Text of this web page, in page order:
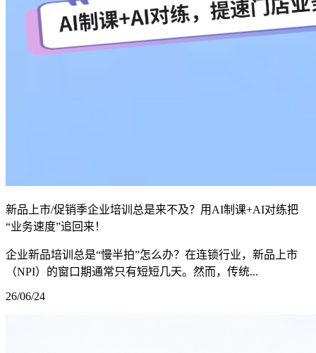
新品上市/促销季企业培训总是来不及？用AI制课+AI对练把
“业务速度”追回来！
企业新品培训总是“慢半拍”怎么办？在连锁行业，新品上市
（NPI）的窗口期通常只有短短几天。然而，传统...
26/06/24